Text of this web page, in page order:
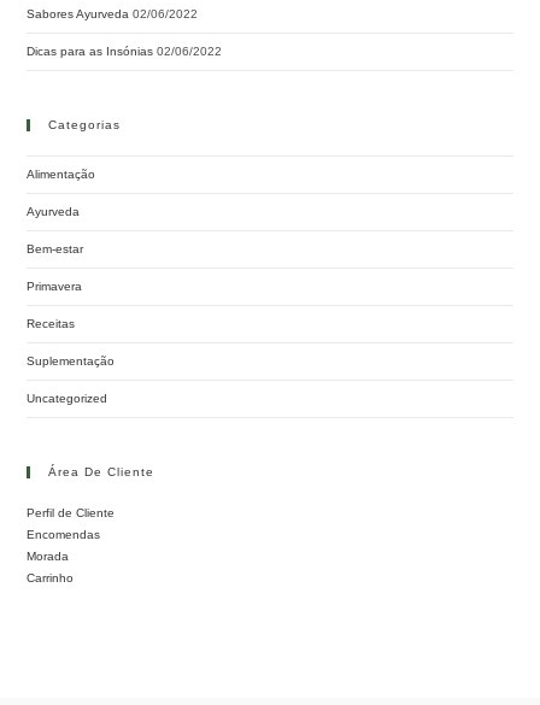
Sabores Ayurveda 02/06/2022
Dicas para as Insónias 02/06/2022
Categorias
Alimentação
Ayurveda
Bem-estar
Primavera
Receitas
Suplementação
Uncategorized
Área De Cliente
Perfil de Cliente
Encomendas
Morada
Carrinho